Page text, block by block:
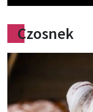
Czosnek